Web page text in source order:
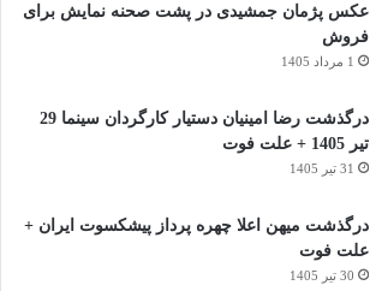
عکس پژمان جمشیدی در پشت صحنه نمایش برای
فروش
1 مرداد 1405
درگذشت رضا امینیان دستیار کارگردان سینما 29
تیر 1405 + علت فوت
31 تیر 1405
درگذشت میهن اعلا چهره پرداز پیشکسوت ایران +
علت فوت
30 تیر 1405